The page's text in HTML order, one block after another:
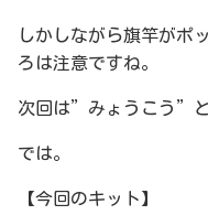
しかしながら旗竿がポ
ろは注意ですね。
次回は”みょうこう”と
では。
【今回のキット】